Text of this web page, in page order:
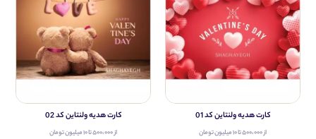
کارت هدیه ولنتاین کد 01
از ۵۰۰،۰۰۰ تا ۱۰ میلیون تومان
کارت هدیه ولنتاین کد 02
از ۵۰۰،۰۰۰ تا ۱۰ میلیون تومان